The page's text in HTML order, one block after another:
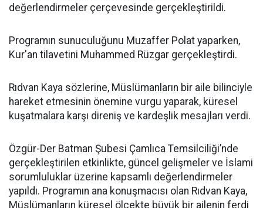
değerlendirmeler çerçevesinde gerçekleştirildi.
Programın sunuculuğunu Muzaffer Polat yaparken,
Kur'an tilavetini Muhammed Rüzgar gerçekleştirdi.
Rıdvan Kaya sözlerine, Müslümanların bir aile bilinciyle
hareket etmesinin önemine vurgu yaparak, küresel
kuşatmalara karşı direniş ve kardeşlik mesajları verdi.
Özgür-Der Batman Şubesi Çamlıca Temsilciliği’nde
gerçekleştirilen etkinlikte, güncel gelişmeler ve İslami
sorumluluklar üzerine kapsamlı değerlendirmeler
yapıldı. Programın ana konuşmacısı olan Rıdvan Kaya,
Müslümanların küresel ölçekte büyük bir ailenin ferdi